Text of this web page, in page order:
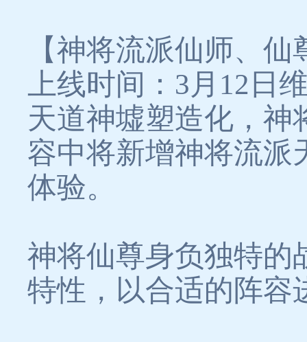
【神将流派仙师、仙
上线时间：3月12日
天道神墟塑造化，神
容中将新增神将流派
体验。
神将仙尊身负独特的
特性，以合适的阵容